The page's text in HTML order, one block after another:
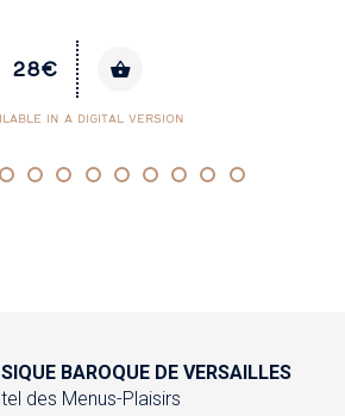
28€
IN A DIGITAL VERSION
BAROQUE DE VERSAILLES
des Menus-Plaisirs